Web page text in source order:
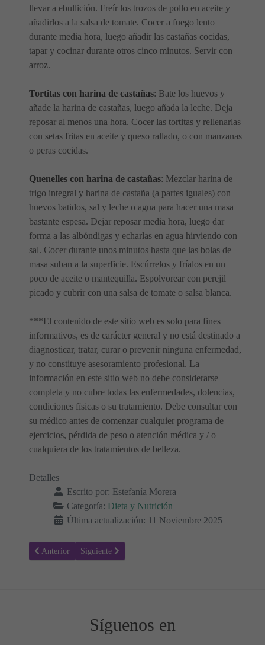
llevar a ebullición. Freír los trozos de pollo en aceite y
añadirlos a la salsa de tomate. Cocer a fuego lento
durante media hora, luego añadir las castañas cocidas,
tapar y cocinar durante otros cinco minutos. Servir con
arroz.
Tortitas con harina de castañas: Bate los huevos y
añade la harina de castañas, luego añada la leche. Deja
reposar al menos una hora. Cocer las tortitas y rellenarlas
con setas fritas en aceite y queso rallado, o con manzanas
o peras cocidas.
Quenelles con harina de castañas: Mezclar harina de
trigo integral y harina de castaña (a partes iguales) con
huevos batidos, sal y leche o agua para hacer una masa
bastante espesa. Dejar reposar media hora, luego dar
forma a las albóndigas y echarlas en agua hirviendo con
sal. Cocer durante unos minutos hasta que las bolas de
masa suban a la superficie. Escúrrelos y fríalos en un
poco de aceite o mantequilla. Espolvorear con perejil
picado y cubrir con una salsa de tomate o salsa blanca.
***El contenido de este sitio web es solo para fines
informativos, es de carácter general y no está destinado a
diagnosticar, tratar, curar o prevenir ninguna enfermedad,
y no constituye asesoramiento profesional. La
información en este sitio web no debe considerarse
completa y no cubre todas las enfermedades, dolencias,
condiciones físicas o su tratamiento. Debe consultar con
su médico antes de comenzar cualquier programa de
ejercicios, pérdida de peso o atención médica y / o
cualquiera de los tratamientos de belleza.
Detalles
Escrito por: Estefanía Morera
Categoría: Dieta y Nutrición
Última actualización: 11 Noviembre 2025
Artículo anterior: ¿Qué hacer con los Caquis? Beneficios y Recetas
Anterior Artículo siguiente: Sándwiches y Wraps Creativos
Siguiente
Síguenos en